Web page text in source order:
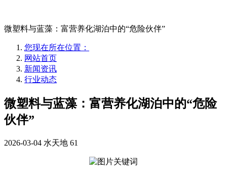
微塑料与蓝藻：富营养化湖泊中的“危险伙伴”
您现在所在位置：
网站首页
新闻资讯
行业动态
微塑料与蓝藻：富营养化湖泊中的“危险
伙伴”
2026-03-04 水天地 61